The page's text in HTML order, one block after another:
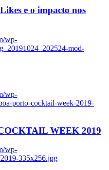
e o impacto nos
wp-
mod-
wp-
porto-cocktail-week-2019-
WEEK 2019
wp-
335x256.jpg